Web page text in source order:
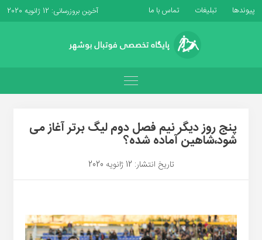
پیوندها تبلیغات تماس با ما آخرین بروزرسانی: 12 ژانویه 2020
پنج روز دیگر نیم فصل دوم لیگ برتر آغاز می
شود،شاهین آماده شده؟
تاریخ انتشار: 12 ژانویه 2020